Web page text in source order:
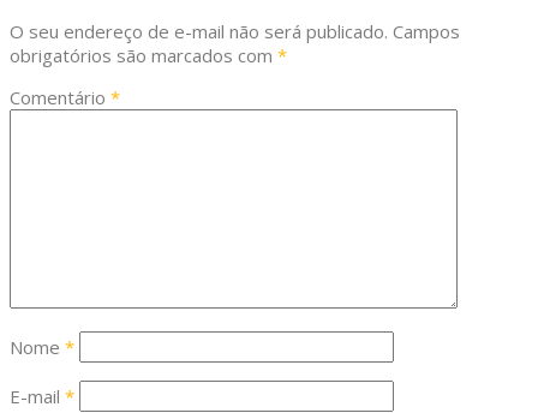
O seu endereço de e-mail não será publicado. Campos
obrigatórios são marcados com *
Comentário *
Nome *
E-mail *